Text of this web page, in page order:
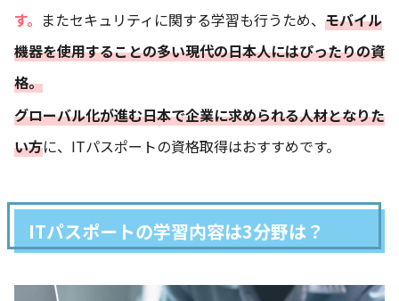
す。 またセキュリティに関する学習も行うため、 モバイル
機器を使用することの多い現代の日本人にはぴったりの資
格。
グローバル化が進む日本で企業に求められる人材となりた
い方に、ITパスポートの資格取得はおすすめです。
ITパスポートの学習内容は3分野は？